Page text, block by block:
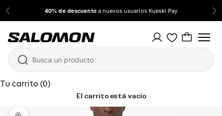
Anterior 40% de descuentoa nuevos usuarios Kueski Pay
Salomon México
Tu carrito (0)
El carrito está vacío